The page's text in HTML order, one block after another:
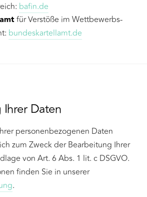
bafin.de
für Verstöße im Wettbewerbs-
bundeskartellamt.de
Daten
personenbezogenen Daten
zum Zweck der Bearbeitung Ihrer
von Art. 6 Abs. 1 lit. c DSGVO.
finden Sie in unserer
.